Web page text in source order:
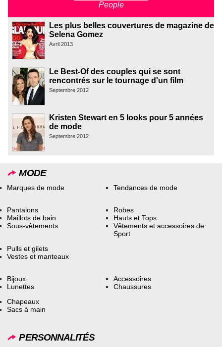
People
Les plus belles couvertures de magazine de
Selena Gomez
Avril 2013
Le Best-Of des couples qui se sont
rencontrés sur le tournage d'un film
Septembre 2012
Kristen Stewart en 5 looks pour 5 années
de mode
Septembre 2012
MODE
Marques de mode Tendances de mode
Pantalons
Maillots de bain
Sous-vêtements
Robes
Hauts et Tops
Vêtements et accessoires de
Sport
Pulls et gilets
Vestes et manteaux
Bijoux
Lunettes
Accessoires
Chaussures
Chapeaux
Sacs à main
PERSONNALITÉS